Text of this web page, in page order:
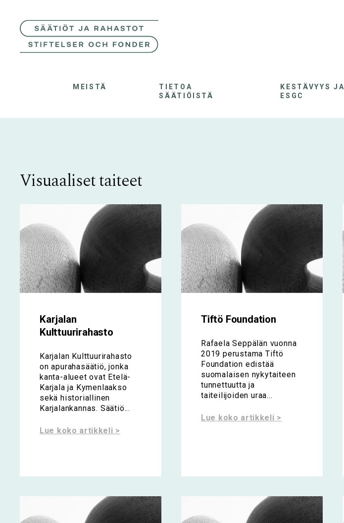
MEISTÄ
TIETOA
SÄÄTIÖISTÄ
KESTÄVYYS JA
ESGC
Visuaaliset taiteet
Karjalan
Kulttuurirahasto
Karjalan Kulttuurirahasto
on apurahasäätiö, jonka
kanta-alueet ovat Etelä-
Karjala ja Kymenlaakso
sekä historiallinen
Karjalankannas. Säätiö...
Lue koko artikkeli >
Tiftö Foundation
Rafaela Seppälän vuonna
2019 perustama Tiftö
Foundation edistää
suomalaisen nykytaiteen
tunnettuutta ja
taiteilijoiden uraa...
Lue koko artikkeli >